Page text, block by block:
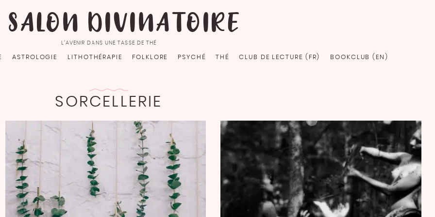
SALON DIVINATOIRE
L’AVENIR DANS UNE TASSE DE THÉ
ASTROLOGIE LITHOTHÉRAPIE FOLKLORE PSYCHÉ THÉ CLUB DE LECTURE (FR) BOOKCLUB (EN)
SORCELLERIE